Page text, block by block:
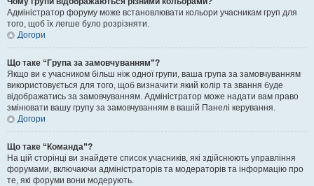
Адміністратор форуму може встановлювати кольори учасникам груп для
того, щоб їх легше було розрізняти.
Догори
Що таке “Група за замовчуванням”?
Якщо ви є учасником більш ніж одної групи, ваша група за замовчуванням
використовується для того, щоб визначити який колір та звання буде
відображатись за замовчуванням. Адміністратор може надати вам право
змінювати вашу групу за замовчуванням в вашій Панелі керування.
Догори
Що таке “Команда”?
На цій сторінці ви знайдете список учасників, які здійснюють управління
форумами, включаючи адміністраторів та модераторів та інформацію про
те, які форуми вони модерують.